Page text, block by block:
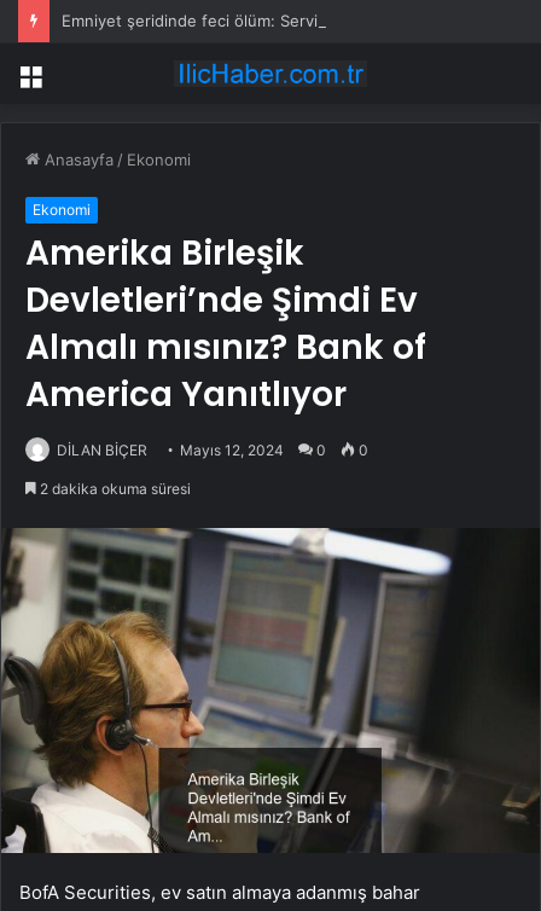
Menü
Anasayfa / Ekonomi
Ekonomi
Amerika Birleşik
Devletleri’nde Şimdi Ev
Almalı mısınız? Bank of
America Yanıtlıyor
DİLAN BİÇER Mayıs 12, 2024 0 0
2 dakika okuma süresi
BofA Securities, ev satın almaya adanmış bahar